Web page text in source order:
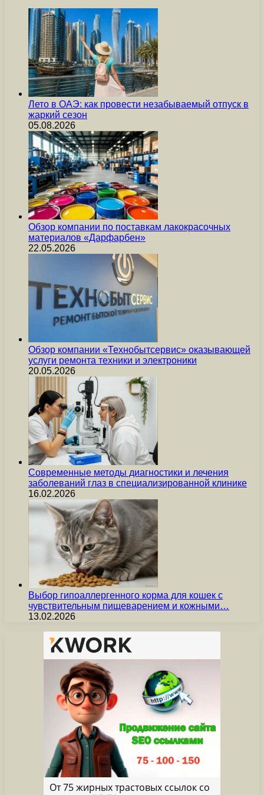
Лето в ОАЭ: как провести незабываемый отпуск в
жаркий сезон
05.08.2026
Обзор компании по поставкам лакокрасочных
материалов «Дарфарбен»
22.05.2026
Обзор компании «Технобытсервис» оказывающей
услуги ремонта техники и электроники
20.05.2026
Современные методы диагностики и лечения
заболеваний глаз в специализированной клинике
16.02.2026
Выбор гипоаллергенного корма для кошек с
чувствительным пищеварением и кожными…
13.02.2026